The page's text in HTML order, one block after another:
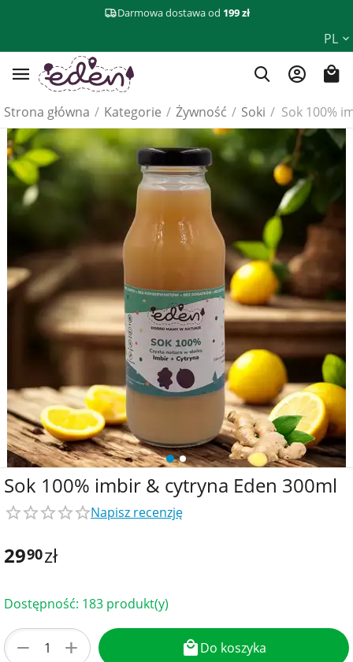
Darmowa dostawa od 199 zł
PL
Strona główna / Kategorie / Żywność / Soki / Sok 100%
Sok 100% imbir & cytryna Eden 300ml
Napisz recenzję
2990zł
Dostępność: 183 produkt(y)
+
−
Do koszyka